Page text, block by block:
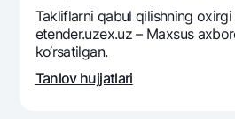
Qidirish
Foydali havolalar
Ko'p beriladigan savollar
Takliflarni qabul qilishning
etender.uzex.uz – Maxsus
ko‘rsatilgan.
Tanlov hujjatlari